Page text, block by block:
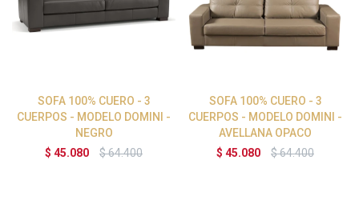
SOFA 100% CUERO - 3
CUERPOS - MODELO DOMINI -
NEGRO
$ 45.080 $64.400
SOFA 100% CUERO - 3
CUERPOS - MODELO DOMINI -
AVELLANA OPACO
$ 45.080 $64.400